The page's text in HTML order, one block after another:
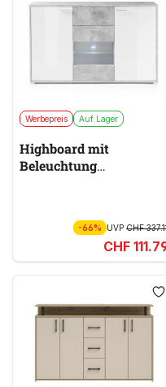
Werbepreis Auf Lager
Highboard mit
Beleuchtung
-66% UVP CHF
CHF